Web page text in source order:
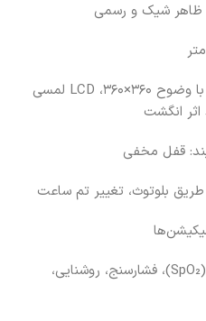
ظاهر شیک و رسمی
اندازه صفحه‌نمایش: ۱.۳۲ اینچ FHD با وضوح ۳۶۰×۳۶۰، LCD لمسی
انگشت
قفل مخفی
طریق بلوتوث، تغییر تم ساعت
حسگرها: ضربان قلب، اکسیژن خون (SpO₂)، فشارسنج، روشنایی،